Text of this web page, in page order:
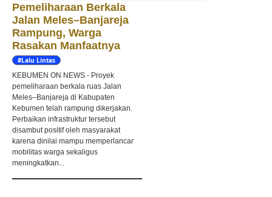
Pemeliharaan Berkala
Jalan Meles–Banjareja
Rampung, Warga
Rasakan Manfaatnya
#Lalu Lintas
KEBUMEN ON NEWS - Proyek
pemeliharaan berkala ruas Jalan
Meles–Banjareja di Kabupaten
Kebumen telah rampung dikerjakan.
Perbaikan infrastruktur tersebut
disambut positif oleh masyarakat
karena dinilai mampu memperlancar
mobilitas warga sekaligus
meningkatkan...